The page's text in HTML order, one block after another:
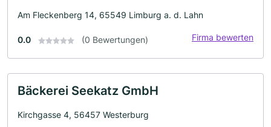
Am Fleckenberg 14, 65549 Limburg a. d. Lahn
0.0 (0 Bewertungen) Firma bewerten
Bäckerei Seekatz GmbH
Kirchgasse 4, 56457 Westerburg